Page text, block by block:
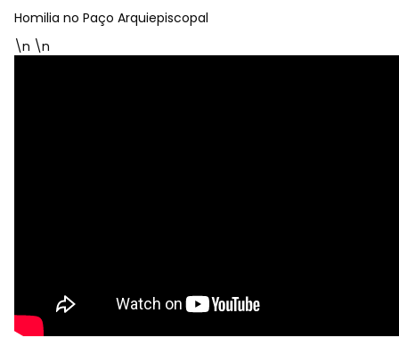
Homilia no Paço Arquiepiscopal
\n \n